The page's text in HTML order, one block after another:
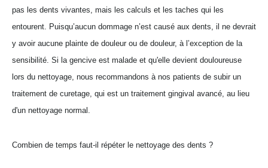
pas les dents vivantes, mais les calculs et les taches qui les
entourent. Puisqu’aucun dommage n’est causé aux dents, il ne devrait
y avoir aucune plainte de douleur ou de douleur, à l’exception de la
sensibilité. Si la gencive est malade et qu'elle devient douloureuse
lors du nettoyage, nous recommandons à nos patients de subir un
traitement de curetage, qui est un traitement gingival avancé, au lieu
d'un nettoyage normal.
Combien de temps faut-il répéter le nettoyage des dents ?